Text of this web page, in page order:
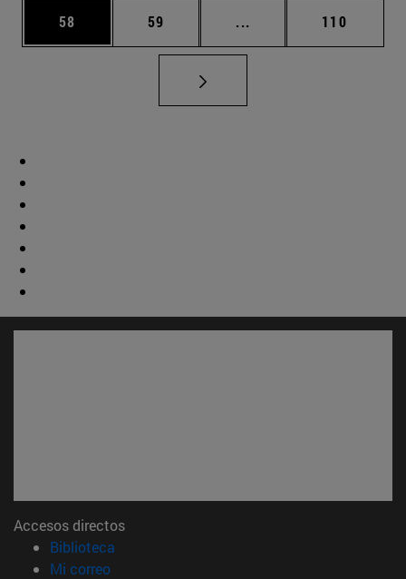
Página
58 Página
59 ... Páginas intermedias
Página
110
Accesos directos
Biblioteca
Mi correo(abre en nueva ventana)